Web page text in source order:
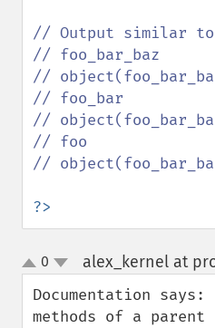
// Output similar
// foo_bar_baz
//
// foo_bar
//
// foo
//
?>
up
down
0 alex_kernel at
Documentation
methods of a parent